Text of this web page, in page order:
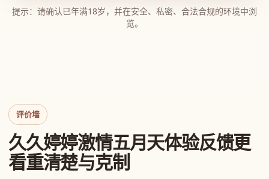
提示：请确认已年满18岁，并在安全、私密、合法合规的环境中浏
览。
评价墙
久久婷婷激情五月天体验反馈更
看重清楚与克制